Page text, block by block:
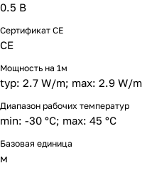
0.5 В
Сертификат CE
CE
Мощность на 1м
typ: 2.7 W/m; max: 2.9 W/m
Диапазон рабочих температур
min: -30 °C; max: 45 °C
Базовая единица
м